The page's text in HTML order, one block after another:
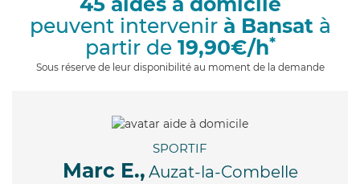
peuvent intervenir à Bansatà
partir de 19,90€/h*
Sous réserve de leur disponibilité au moment de la demande
SPORTIF
Marc E., Auzat-la-Combelle